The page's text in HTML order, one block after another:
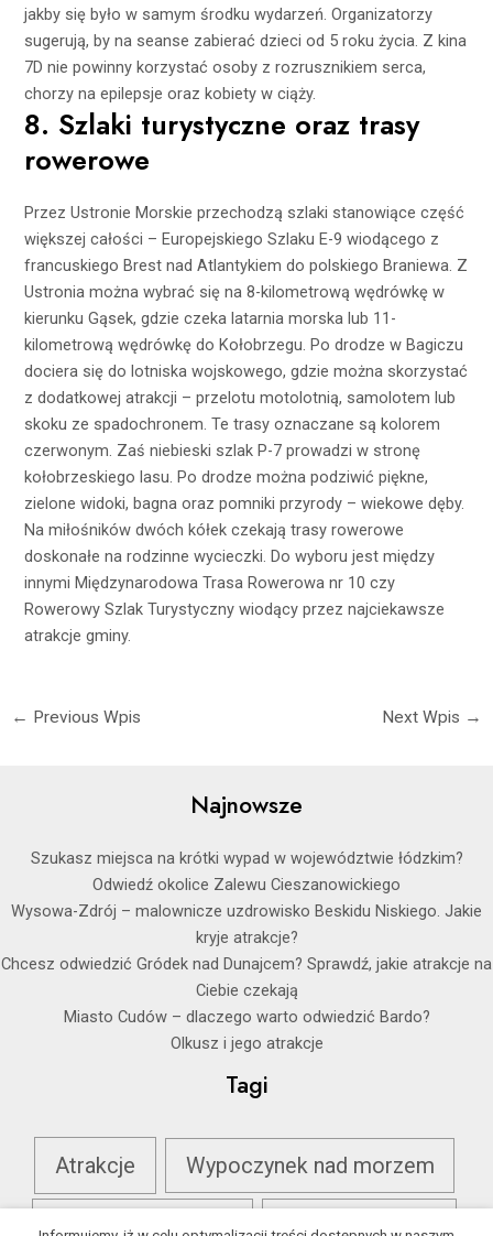
jakby się było w samym środku wydarzeń. Organizatorzy
sugerują, by na seanse zabierać dzieci od 5 roku życia. Z kina
7D nie powinny korzystać osoby z rozrusznikiem serca,
chorzy na epilepsje oraz kobiety w ciąży.
8. Szlaki turystyczne oraz trasy
rowerowe
Przez Ustronie Morskie przechodzą szlaki stanowiące część
większej całości – Europejskiego Szlaku E-9 wiodącego z
francuskiego Brest nad Atlantykiem do polskiego Braniewa. Z
Ustronia można wybrać się na 8-kilometrową wędrówkę w
kierunku Gąsek, gdzie czeka latarnia morska lub 11-
kilometrową wędrówkę do Kołobrzegu. Po drodze w Bagiczu
dociera się do lotniska wojskowego, gdzie można skorzystać
z dodatkowej atrakcji – przelotu motolotnią, samolotem lub
skoku ze spadochronem. Te trasy oznaczane są kolorem
czerwonym. Zaś niebieski szlak P-7 prowadzi w stronę
kołobrzeskiego lasu. Po drodze można podziwić piękne,
zielone widoki, bagna oraz pomniki przyrody – wiekowe dęby.
Na miłośników dwóch kółek czekają trasy rowerowe
doskonałe na rodzinne wycieczki. Do wyboru jest między
innymi Międzynarodowa Trasa Rowerowa nr 10 czy
Rowerowy Szlak Turystyczny wiodący przez najciekawsze
atrakcje gminy.
← Previous Wpis Next Wpis →
Najnowsze
Szukasz miejsca na krótki wypad w województwie łódzkim?
Odwiedź okolice Zalewu Cieszanowickiego
Wysowa-Zdrój – malownicze uzdrowisko Beskidu Niskiego. Jakie
kryje atrakcje?
Chcesz odwiedzić Gródek nad Dunajcem? Sprawdź, jakie atrakcje na
Ciebie czekają
Miasto Cudów – dlaczego warto odwiedzić Bardo?
Olkusz i jego atrakcje
Tagi
Atrakcje Wypoczynek nad morzem